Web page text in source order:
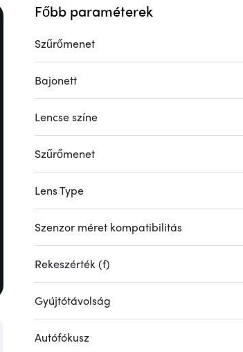
Főbb paraméterek
Szűrőmenet
Bajonett
Lencse színe
Szűrőmenet
Lens Type
Szenzor méret kompatibilitás
Rekeszérték (f)
Gyújtótávolság
Autófókusz